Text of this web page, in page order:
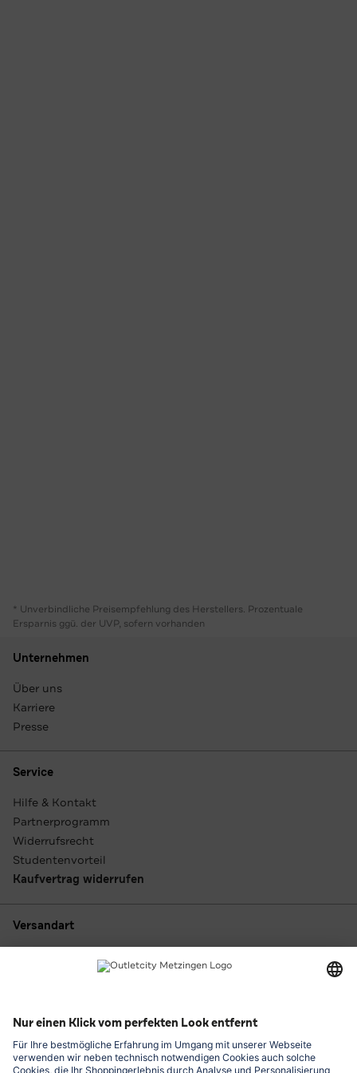
* Unverbindliche Preisempfehlung des Herstellers. Prozentuale
Ersparnis ggü. der UVP, sofern vorhanden
Unternehmen
Über uns
Karriere
Presse
Service
Hilfe & Kontakt
Partnerprogramm
Widerrufsrecht
Studentenvorteil
Kaufvertrag widerrufen
Versandart